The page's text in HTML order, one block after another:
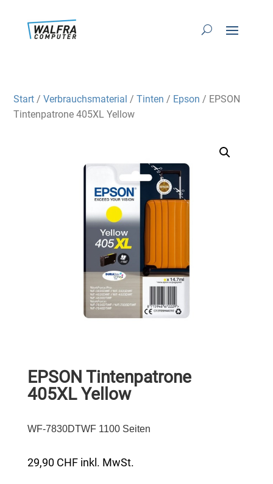
Start /Verbrauchsmaterial /Tinten / Epson / EPSON
Tintenpatrone 405XL Yellow
EPSON Tintenpatrone
405XL Yellow
WF-7830DTWF 1100 Seiten
29,90 CHF inkl. MwSt.